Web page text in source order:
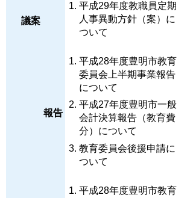
議案
平成29年度教職員定期
人事異動方針（案）に
ついて
報告
平成28年度豊明市教育
委員会上半期事業報告
について
平成27年度豊明市一般
会計決算報告（教育費
分）について
教育委員会後援申請に
ついて
平成28年度豊明市教育